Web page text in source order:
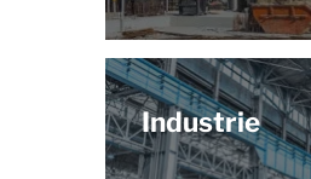
Industrie